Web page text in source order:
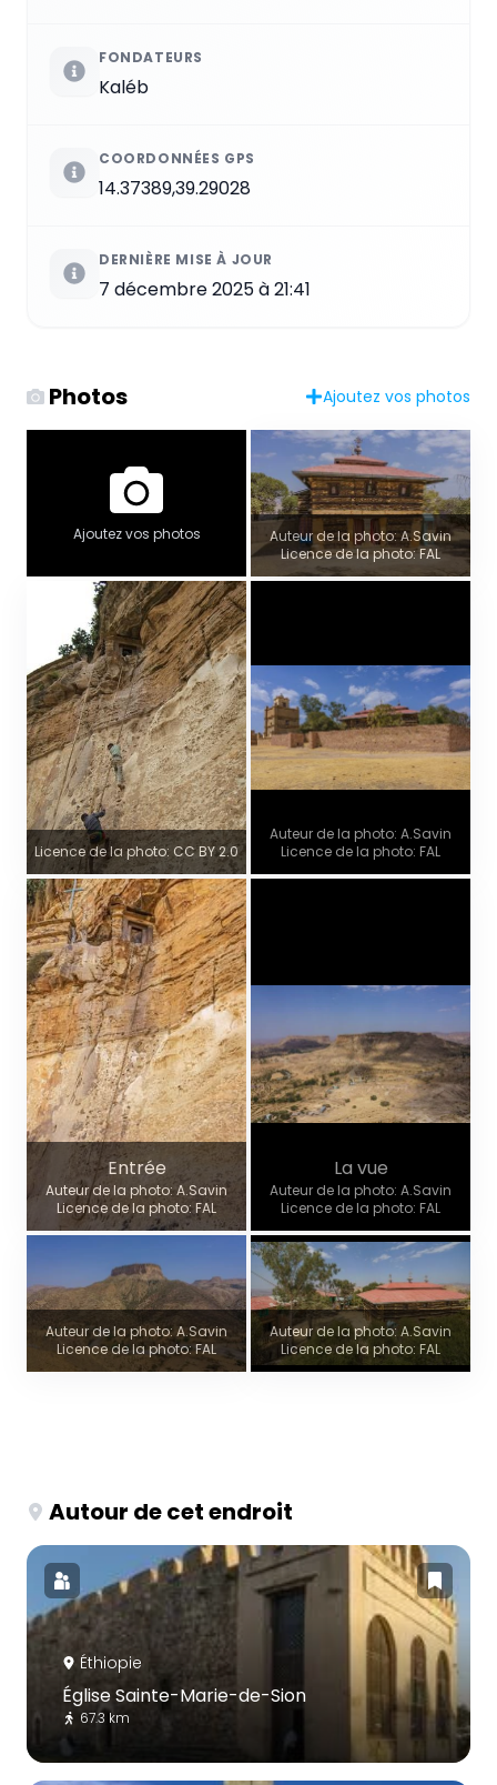
FONDATEURS
Kaléb
COORDONNÉES GPS
14.37389,39.29028
DERNIÈRE MISE À JOUR
7 décembre 2025 à 21:41
Photos Ajoutez vos photos
Ajoutez vos photos
Auteur de la photo: A.Savin
Licence de la photo: FAL
Licence de la photo: CC BY 2.0
Auteur de la photo: A.Savin
Licence de la photo: FAL
Entrée
Auteur de la photo: A.Savin
Licence de la photo: FAL
La vue
Auteur de la photo: A.Savin
Licence de la photo: FAL
Auteur de la photo: A.Savin
Licence de la photo: FAL
Auteur de la photo: A.Savin
Licence de la photo: FAL
Autour de cet endroit
Éthiopie
Église Sainte-Marie-de-Sion
67.3 km